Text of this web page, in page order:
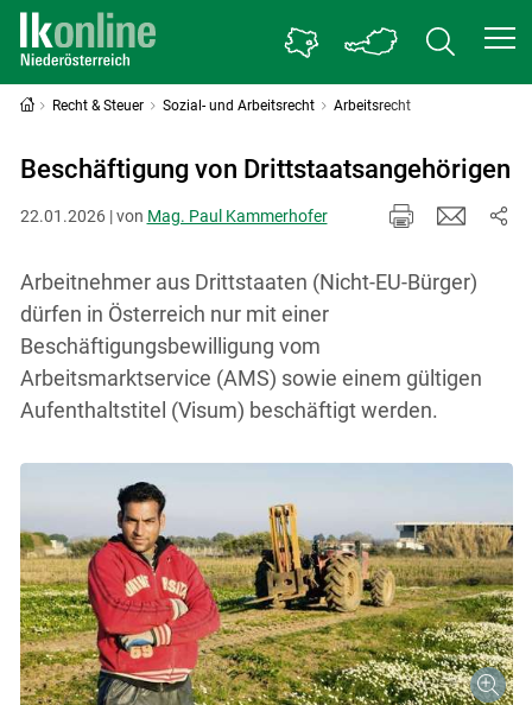
Recht & Steuer Sozial- und Arbeitsrecht Arbeitsrecht
Beschäftigung von Drittstaatsangehörigen
22.01.2026 | von Mag. Paul Kammerhofer
Arbeitnehmer aus Drittstaaten (Nicht-EU-Bürger)
dürfen in Österreich nur mit einer
Beschäftigungsbewilligung vom
Arbeitsmarktservice (AMS) sowie einem gültigen
Aufenthaltstitel (Visum) beschäftigt werden.